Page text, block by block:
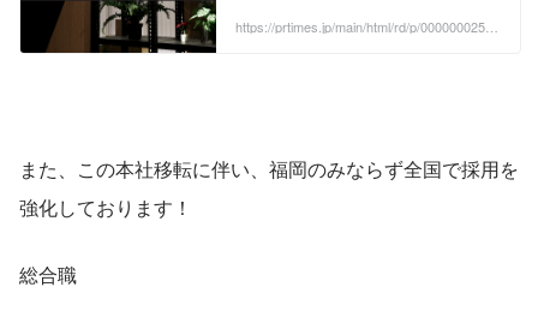
カプセルは「Empower and expand
https://prtimes.jp/main/html/rd/p/000000025.0
また、この本社移転に伴い、福岡のみならず全国で採用を
強化しております！
総合職